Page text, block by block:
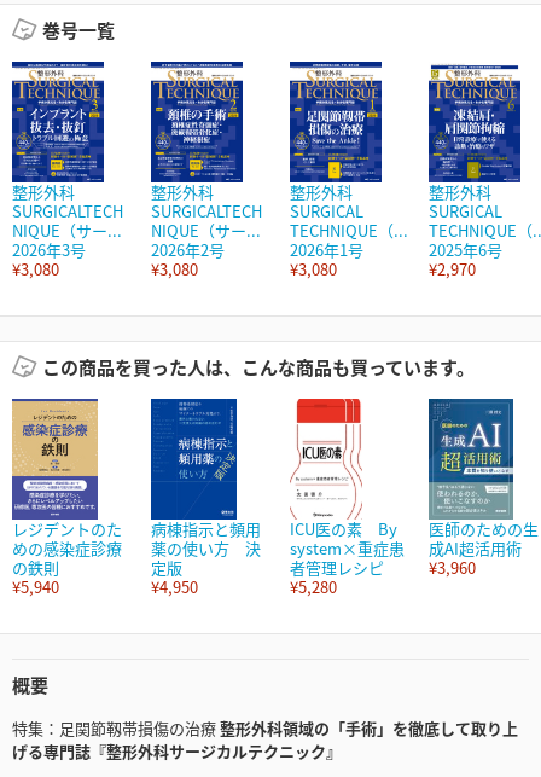
巻号一覧
整形外科
SURGICALTECH
NIQUE（サー...
2026年3号
¥3,080
整形外科
SURGICALTECH
NIQUE（サー...
2026年2号
¥3,080
整形外科
SURGICAL
TECHNIQUE（...
2026年1号
¥3,080
整形外科
SURGICAL
TECHNIQUE（
2025年6号
¥2,970
この商品を買った人は、こんな商品も買っています。
レジデントのた
めの感染症診療
の鉄則
¥5,940
病棟指示と頻用
薬の使い方 決
定版
¥4,950
ICU医の素 By
system×重症患
者管理レシピ
¥5,280
医師のための生
成AI超活用術
¥3,960
概要
特集：足関節靱帯損傷の治療整形外科領域の「手術」を徹底して取り上
げる専門誌『整形外科サージカルテクニック』